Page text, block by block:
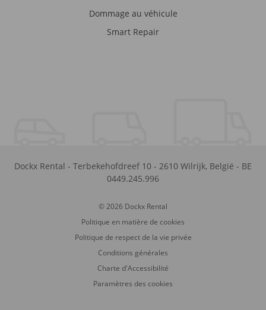
Dommage au véhicule
Smart Repair
Dockx Rental - Terbekehofdreef 10 - 2610 Wilrijk, België - BE
0449.245.996
© 2026 Dockx Rental
Politique en matière de cookies
Politique de respect de la vie privée
Conditions générales
Charte d'Accessibilité
Paramètres des cookies